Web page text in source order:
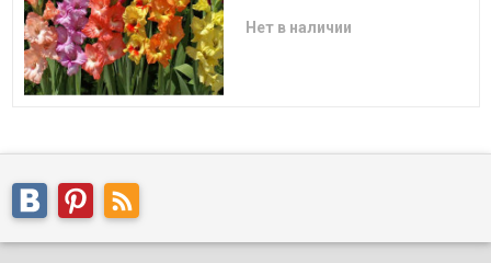
Нет в наличии